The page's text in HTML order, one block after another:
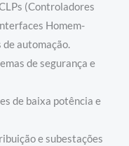
(Controladores
Homem-
automação.
de segurança e
de baixa potência e
e subestações